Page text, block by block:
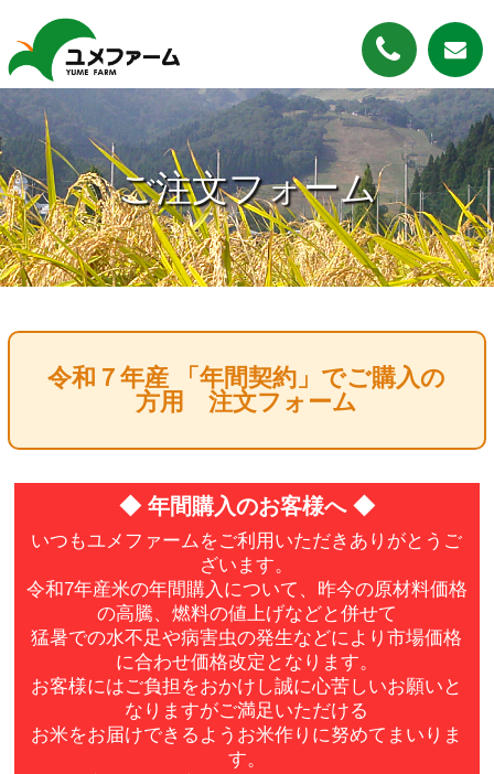
ご注文フォーム
令和７年産 「年間契約」でご購入の
方用 注文フォーム
◆ 年間購入のお客様へ ◆
いつもユメファームをご利用いただきありがとうご
ざいます。
令和7年産米の年間購入について、昨今の原材料価格
の高騰、燃料の値上げなどと併せて
猛暑での水不足や病害虫の発生などにより市場価格
に合わせ価格改定となります。
お客様にはご負担をおかけし誠に心苦しいお願いと
なりますがご満足いただける
お米をお届けできるようお米作りに努めてまいりま
す。